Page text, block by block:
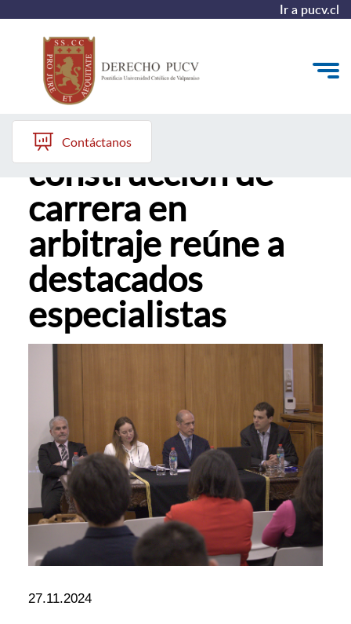
Ir a pucv.cl
Quiénes somos
Estudiantes y Admisión
Postgrados y Formación Continua
Investigación y Biblioteca
Vinculación con el Medio y Alumni
Contáctanos
Seminario sobre
construcción de
carrera en
arbitraje reúne a
destacados
especialistas
27.11.2024